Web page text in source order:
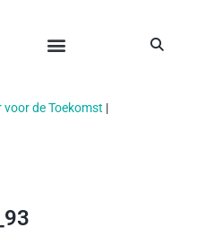
voor de Toekomst |